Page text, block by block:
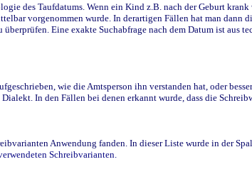
des Taufdatums. Wenn ein Kind z.B. nach der Geburt
vorgenommen wurde. In derartigen Fällen hat man dann
Eine exakte Suchabfrage nach dem Datum ist aus
wie die Amtsperson ihn verstanden hat, oder
In den Fällen bei denen erkannt wurde, dass die
Anwendung fanden. In dieser Liste wurde in der
Schreibvarianten.